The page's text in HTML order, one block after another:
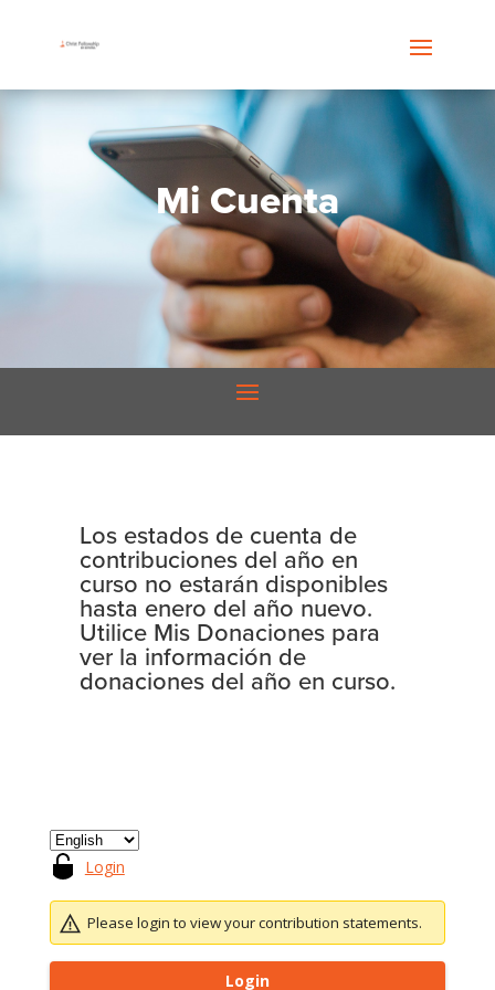
Mi Cuenta
Los estados de cuenta de
contribuciones del año en
curso no estarán disponibles
hasta enero del año nuevo.
Utilice Mis Donaciones para
ver la información de
donaciones del año en curso.